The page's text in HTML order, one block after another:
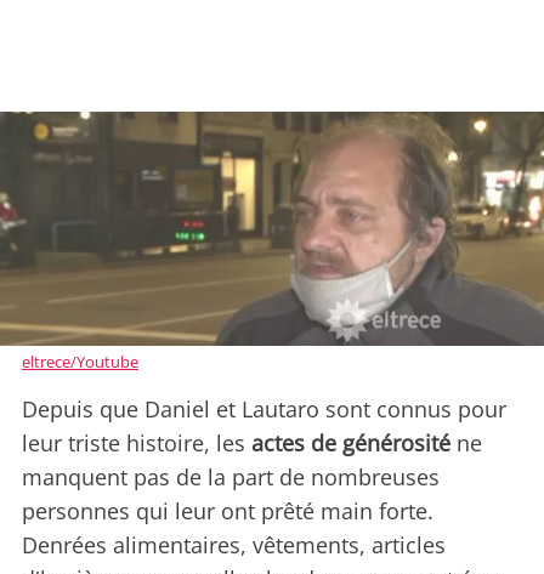
eltrece/Youtube
Depuis que Daniel et Lautaro sont connus pour
leur triste histoire, les actes de générosité ne
manquent pas de la part de nombreuses
personnes qui leur ont prêté main forte.
Denrées alimentaires, vêtements, articles